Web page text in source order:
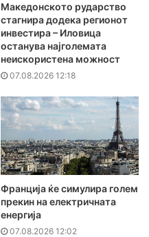
Македонското рударство
стагнира додека регионот
инвестира – Иловица
останува најголемата
неискористена можност
07.08.2026 12:18
Франција ќе симулира голем
прекин на електричната
енергија
07.08.2026 12:02